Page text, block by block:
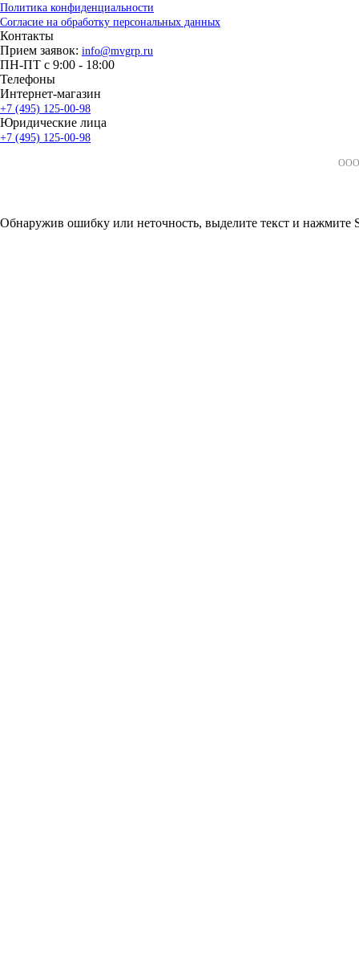
Политика конфиденциальности
Согласие на обработку персональных данных
Контакты
Прием заявок: info@mvgrp.ru
ПН-ПТ с 9:00 - 18:00
Телефоны
Интернет-магазин
+7 (495) 125-00-98
Юридические лица
+7 (495) 125-00-98
ООО
Обнаружив ошибку или неточность, выделите текст и нажмите